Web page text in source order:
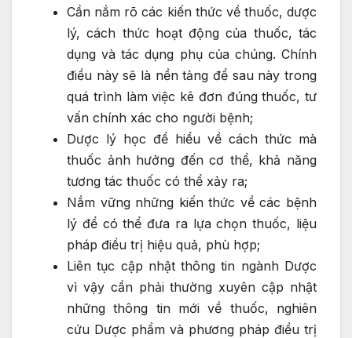
Cần nắm rõ các kiến thức về thuốc, dược
lý, cách thức hoạt động của thuốc, tác
dụng và tác dụng phụ của chúng. Chính
điều này sẽ là nền tảng để sau này trong
quá trình làm việc kê đơn đúng thuốc, tư
vấn chính xác cho người bệnh;
Dược lý học để hiểu về cách thức mà
thuốc ảnh hưởng đến cơ thể, khả năng
tương tác thuốc có thể xảy ra;
Nắm vững những kiến thức về các bệnh
lý để có thể đưa ra lựa chọn thuốc, liệu
pháp điều trị hiệu quả, phù hợp;
Liên tục cập nhật thông tin ngành Dược
vì vậy cần phải thường xuyên cập nhật
những thông tin mới về thuốc, nghiên
cứu Dược phẩm và phương pháp điều trị